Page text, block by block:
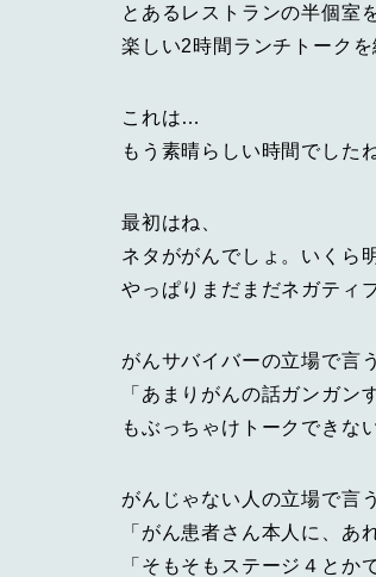
とあるレストランの半個室
楽しい2時間ランチトークを
これは…
もう素晴らしい時間でしたね
最初はね、
ネタががんでしょ。いくら
やっぱりまだまだネガティ
がんサバイバーの立場で言
「あまりがんの話ガンガ
もぶっちゃけトークできない
がんじゃない人の立場で言
「がん患者さん本人に、あ
「そもそもステージ４とか